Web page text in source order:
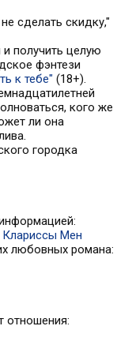
сделать скидку,"
получить целую
фэнтези
к тебе" (18+).
кого же
ли она
городка
Клариссы Мен
любовных романа:
отношения: